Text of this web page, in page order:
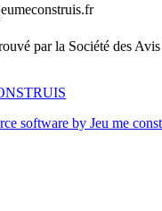
par la Société des
software by Jeu me